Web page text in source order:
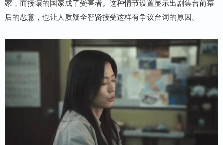
家，而接壤的国家成了受害者。这种情节设置显示出剧集台前幕
后的恶意，也让人质疑全智贤接受这样有争议台词的原因。